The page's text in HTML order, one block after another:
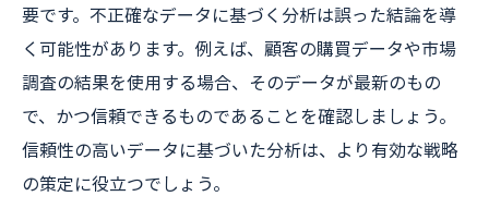
要です。不正確なデータに基づく分析は誤った結論を導
く可能性があります。例えば、顧客の購買データや市場
調査の結果を使用する場合、そのデータが最新のもの
で、かつ信頼できるものであることを確認しましょう。
信頼性の高いデータに基づいた分析は、より有効な戦略
の策定に役立つでしょう。